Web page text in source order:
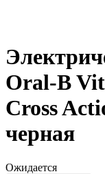
Oral-B
Cross
черная
Ожидается